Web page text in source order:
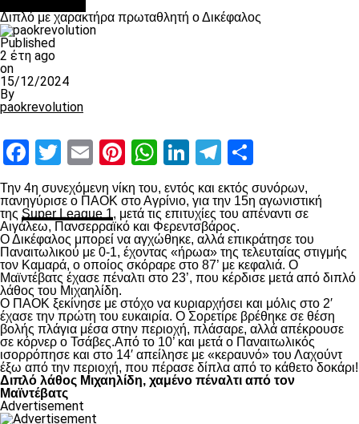
Διπλό με χαρακτήρα πρωταθλητή ο Δικέφαλος
Published
2 έτη ago
on
15/12/2024
By
paokrevolution
Facebook
Twitter
EmailPinterest
WhatsApp
LinkedIn
Telegram
Την 4η συνεχόμενη νίκη του, εντός και εκτός συνόρων,
πανηγύρισε ο ΠΑΟΚ στο Αγρίνιο, για την 15η αγωνιστική
της Super League 1, μετά τις επιτυχίες του απέναντι σε
Αιγάλεω, Πανσερραϊκό και Φερεντσβάρος.
Ο Δικέφαλος μπορεί να αγχώθηκε, αλλά επικράτησε του
Παναιτωλικού με 0-1, έχοντας «ήρωα» της τελευταίας στιγμής
τον Καμαρά, ο οποίος σκόραρε στο 87’ με κεφαλιά. Ο
Μαϊντέβατς έχασε πέναλτι στο 23’, που κέρδισε μετά από διπλό
λάθος του Μιχαηλίδη.
Ο ΠΑΟΚ ξεκίνησε με στόχο να κυριαρχήσει και μόλις στο 2′
έχασε την πρώτη του ευκαιρία. Ο Σορετίρε βρέθηκε σε θέση
βολής πλάγια μέσα στην περιοχή, πλάσαρε, αλλά απέκρουσε
σε κόρνερ ο Τσάβες.Από το 10’ και μετά ο Παναιτωλικός
ισορρόπησε και στο 14′ απείλησε με «κεραυνό» του Λαχούντ
έξω από την περιοχή, που πέρασε δίπλα από το κάθετο δοκάρι!
Διπλό λάθος Μιχαηλίδη, χαμένο πέναλτι από τον
Μαϊντέβατς
Advertisement